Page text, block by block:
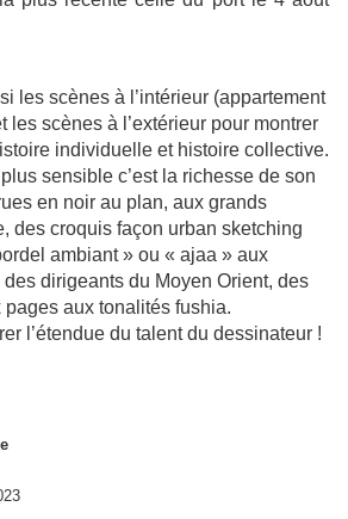
les scènes à l’intérieur (appartement
les scènes à l’extérieur pour montrer
individuelle et histoire collective.
sensible c’est la richesse de son
en noir au plan, aux grands
des croquis façon urban sketching
ambiant » ou « ajaa » aux
dirigeants du Moyen Orient, des
aux tonalités fushia.
l’étendue du talent du dessinateur !